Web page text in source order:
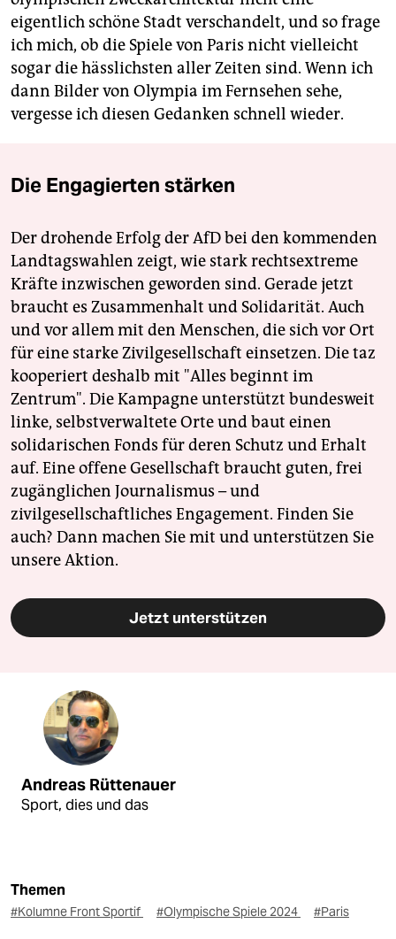
eigentlich schöne Stadt verschandelt, und so frage
ich mich, ob die Spiele von Paris nicht vielleicht
sogar die hässlichsten aller Zeiten sind. Wenn ich
dann Bilder von Olympia im Fernsehen sehe,
vergesse ich diesen Gedanken schnell wieder.
Die Engagierten stärken
Der drohende Erfolg der AfD bei den kommenden
Landtagswahlen zeigt, wie stark rechtsextreme
Kräfte inzwischen geworden sind. Gerade jetzt
braucht es Zusammenhalt und Solidarität. Auch
und vor allem mit den Menschen, die sich vor Ort
für eine starke Zivilgesellschaft einsetzen. Die taz
kooperiert deshalb mit "Alles beginnt im
Zentrum". Die Kampagne unterstützt bundesweit
linke, selbstverwaltete Orte und baut einen
solidarischen Fonds für deren Schutz und Erhalt
auf. Eine offene Gesellschaft braucht guten, frei
zugänglichen Journalismus – und
zivilgesellschaftliches Engagement. Finden Sie
auch? Dann machen Sie mit und unterstützen Sie
unsere Aktion.
Jetzt unterstützen
Andreas Rüttenauer
Sport, dies und das
Themen
#Kolumne Front Sportif #Olympische Spiele 2024 #Paris